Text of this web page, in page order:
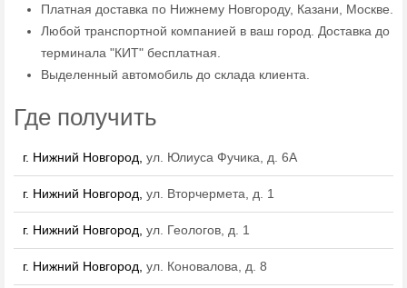
Платная доставка по Нижнему Новгороду, Казани, Москве.
Любой транспортной компанией в ваш город. Доставка до
терминала "КИТ" бесплатная.
Выделенный автомобиль до склада клиента.
Где получить
г. Нижний Новгород, ул. Юлиуса Фучика, д. 6А
г. Нижний Новгород, ул. Вторчермета, д. 1
г. Нижний Новгород, ул. Геологов, д. 1
г. Нижний Новгород, ул. Коновалова, д. 8